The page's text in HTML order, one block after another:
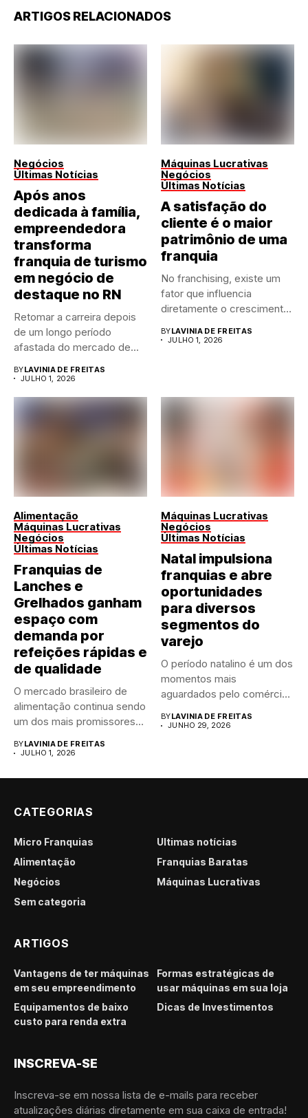
ARTIGOS RELACIONADOS
Negócios
Últimas Notícias
Após anos
dedicada à família,
empreendedora
transforma
franquia de turismo
em negócio de
destaque no RN
Retomar a carreira depois
de um longo período
afastada do mercado de...
BYLAVINIA DE FREITAS
JULHO 1, 2026
Máquinas Lucrativas
Negócios
Últimas Notícias
A satisfação do
cliente é o maior
patrimônio de uma
franquia
No franchising, existe um
fator que influencia
diretamente o crescimento
BYLAVINIA DE FREITAS
JULHO 1, 2026
Alimentação
Máquinas Lucrativas
Negócios
Últimas Notícias
Franquias de
Lanches e
Grelhados ganham
espaço com
demanda por
refeições rápidas e
de qualidade
O mercado brasileiro de
alimentação continua sendo
um dos mais promissores
BYLAVINIA DE FREITAS
JULHO 1, 2026
Máquinas Lucrativas
Negócios
Últimas Notícias
Natal impulsiona
franquias e abre
oportunidades
para diversos
segmentos do
varejo
O período natalino é um dos
momentos mais
aguardados pelo comércio
BYLAVINIA DE FREITAS
JUNHO 29, 2026
CATEGORIAS
Micro Franquias
Últimas notícias
Alimentação
Franquias Baratas
Negócios
Máquinas Lucrativas
Sem categoria
ARTIGOS
Vantagens de ter máquinas
em seu empreendimento
Formas estratégicas de
usar máquinas em sua loja
Equipamentos de baixo
custo para renda extra
Dicas de Investimentos
INSCREVA-SE
Inscreva-se em nossa lista de e-mails para receber
atualizações diárias diretamente em sua caixa de entrada!